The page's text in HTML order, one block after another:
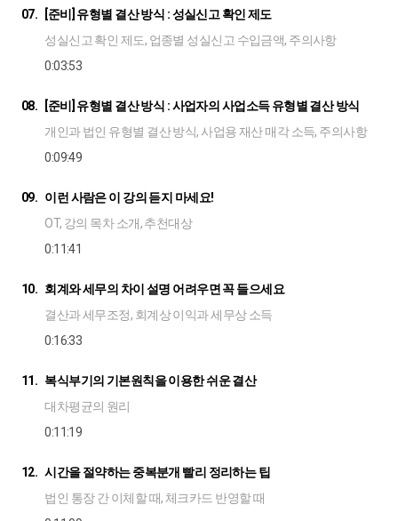
07.
[준비] 유형별 결산 방식 : 성실신고 확인 제도
성실신고 확인 제도, 업종별 성실신고 수입금액, 주의사항
0:03:53
08.
[준비] 유형별 결산 방식 : 사업자의 사업소득 유형별 결산 방식
개인과 법인 유형별 결산 방식, 사업용 재산 매각 소득, 주의사항
0:09:49
09. 이런 사람은 이 강의 듣지 마세요!
OT, 강의 목차 소개, 추천대상
0:11:41
10. 회계와 세무의 차이 설명 어려우면 꼭 들으세요
결산과 세무조정, 회계상 이익과 세무상 소득
0:16:33
11. 복식부기의 기본원칙을 이용한 쉬운 결산
대차평균의 원리
0:11:19
12. 시간을 절약하는 중복분개 빨리 정리하는 팁
법인 통장 간 이체할 때, 체크카드 반영할 때